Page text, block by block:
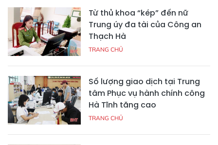
Từ thủ khoa “kép” đến nữ
Trung úy đa tài của Công an
Thạch Hà
TRANG CHỦ
Số lượng giao dịch tại Trung
tâm Phục vụ hành chính công
Hà Tĩnh tăng cao
TRANG CHỦ